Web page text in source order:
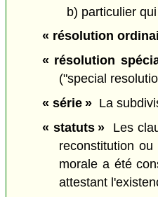
b) particulier
« résolution
« résolution
("special
« série »La
« statuts »Les
reconstitution
morale a été
attestant